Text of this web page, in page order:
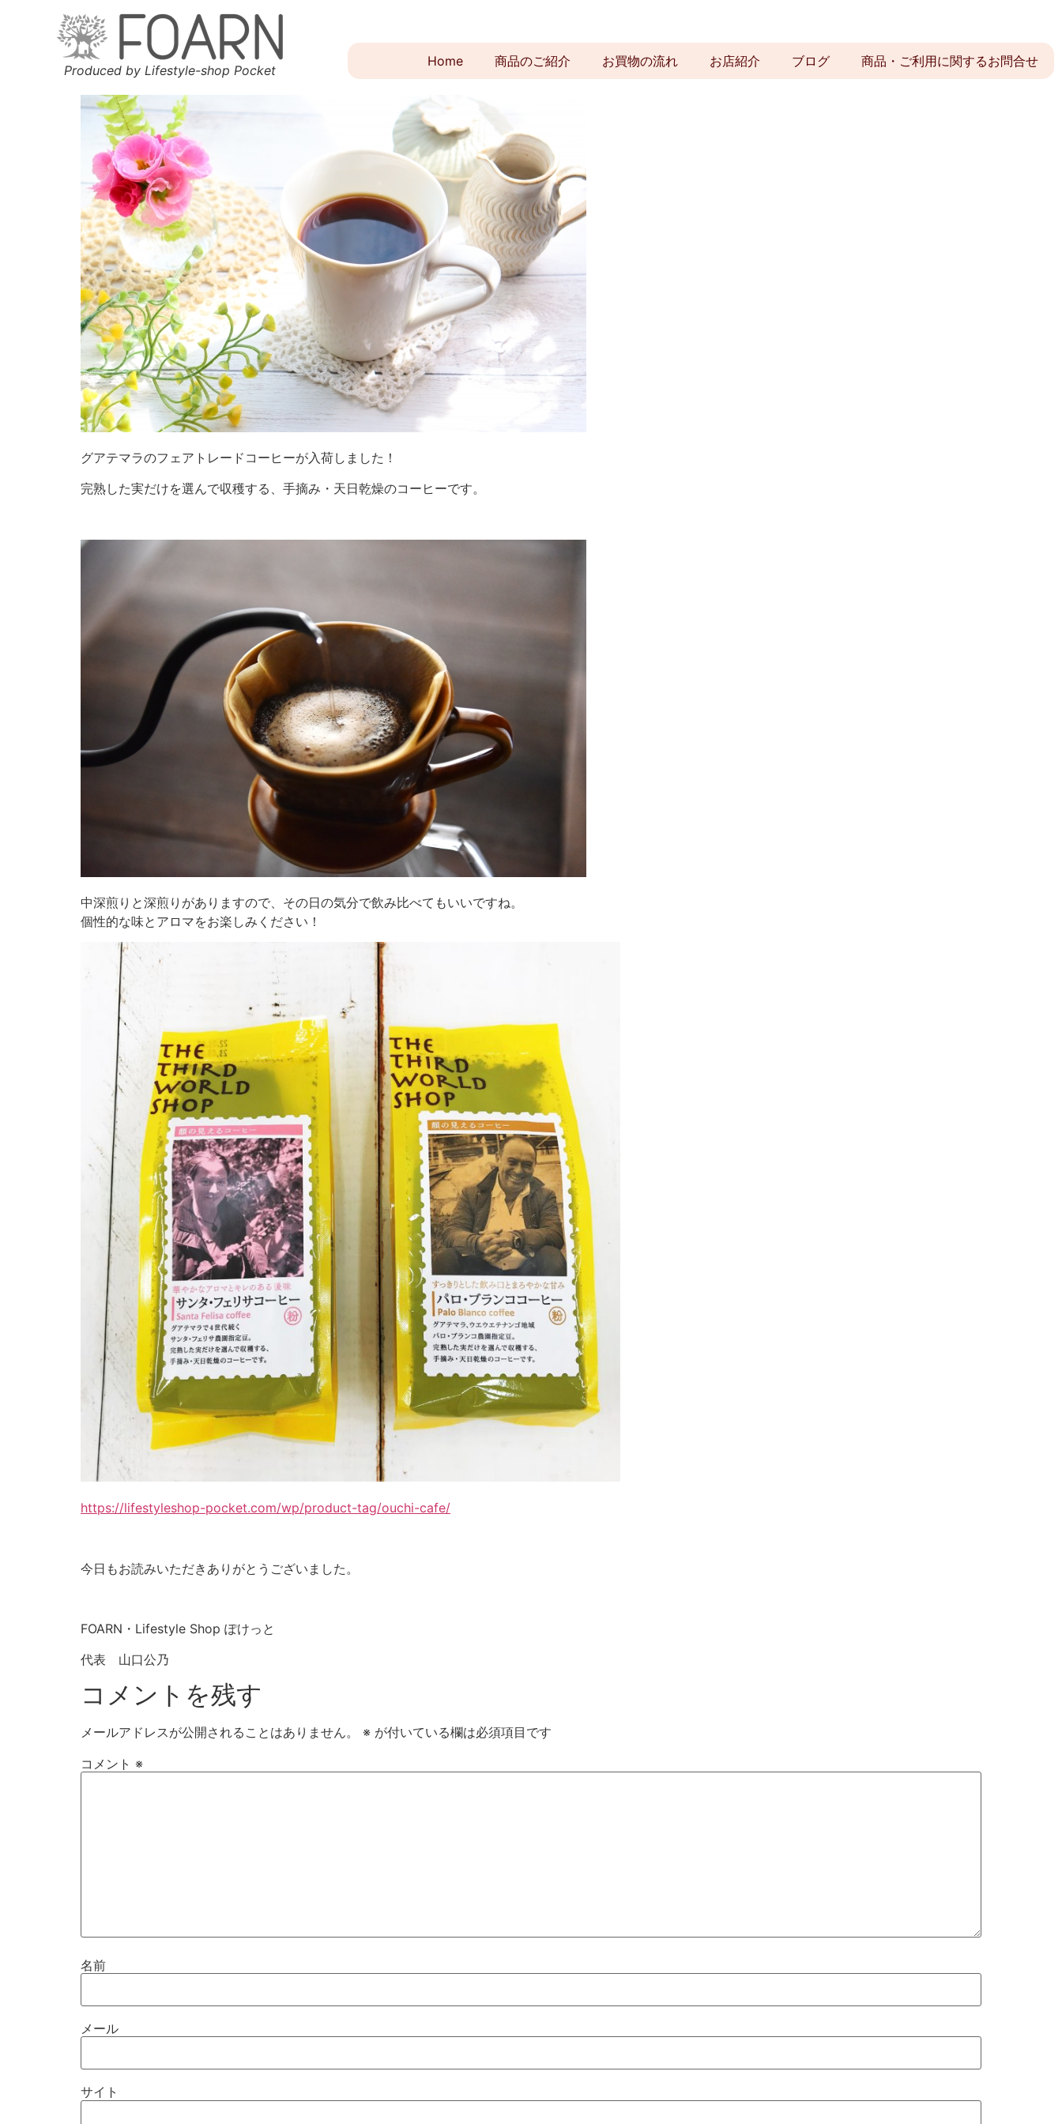
Produced by Lifestyle-shop Pocket
Home 商品のご紹介 お買物の流れ お店紹介 ブログ 商品・ご利用に関するお問合せ
グアテマラのフェアトレードコーヒーが入荷しました！
完熟した実だけを選んで収穫する、手摘み・天日乾燥のコーヒーです。
中深煎りと深煎りがありますので、その日の気分で飲み比べてもいいですね。
個性的な味とアロマをお楽しみください！
https://lifestyleshop-pocket.com/wp/product-tag/ouchi-cafe/
今日もお読みいただきありがとうございました。
FOARN・Lifestyle Shop ぽけっと
代表 山口公乃
コメントを残す
メールアドレスが公開されることはありません。 ※ が付いている欄は必須項目です
コメント ※
名前
メール
サイト